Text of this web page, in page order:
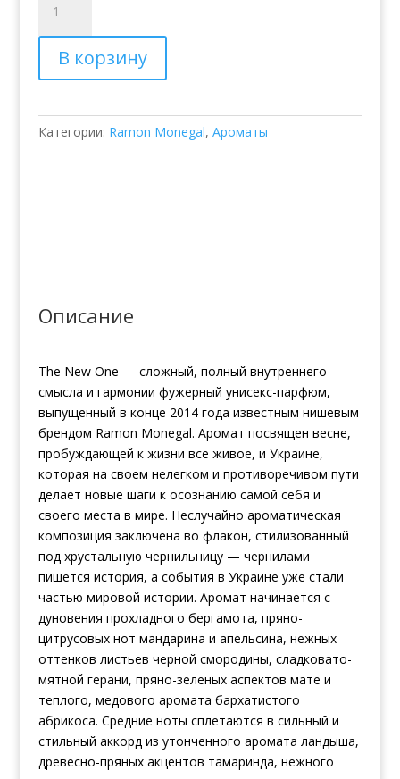
товара
Парфюмированная
вода
Ramon
The
New
В корзину
Категории: Ramon Monegal, Ароматы
Описание
The New One — сложный, полный внутреннего
смысла и гармонии фужерный унисекс-парфюм,
выпущенный в конце 2014 года известным нишевым
брендом Ramon Monegal. Аромат посвящен весне,
пробуждающей к жизни все живое, и Украине,
которая на своем нелегком и противоречивом пути
делает новые шаги к осознанию самой себя и
своего места в мире. Неслучайно ароматическая
композиция заключена во флакон, стилизованный
под хрустальную чернильницу — чернилами
пишется история, а события в Украине уже стали
частью мировой истории. Аромат начинается с
дуновения прохладного бергамота, пряно-
цитрусовых нот мандарина и апельсина, нежных
оттенков листьев черной смородины, сладковато-
мятной герани, пряно-зеленых аспектов мате и
теплого, медового аромата бархатистого
абрикоса. Средние ноты сплетаются в сильный и
стильный аккорд из утонченного аромата ландыша,
древесно-пряных акцентов тамаринда, нежного